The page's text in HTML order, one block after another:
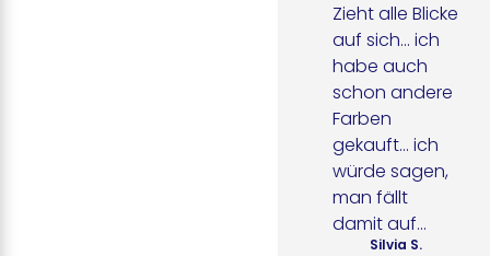
Zieht alle Blicke
auf sich... ich
habe auch
schon andere
Farben
gekauft... ich
würde sagen,
man fällt
damit auf...
Silvia S.